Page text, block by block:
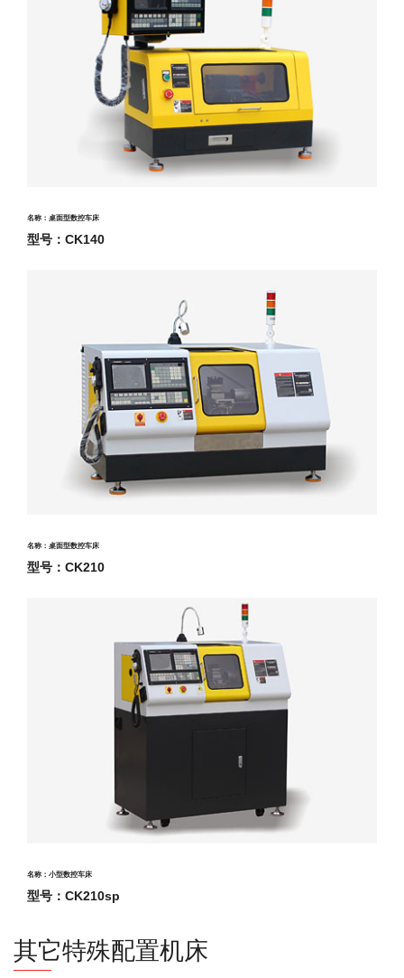
名称：桌面型数控车床
型号：CK140
名称：桌面型数控车床
型号：CK210
名称：小型数控车床
型号：CK210sp
其它特殊配置机床